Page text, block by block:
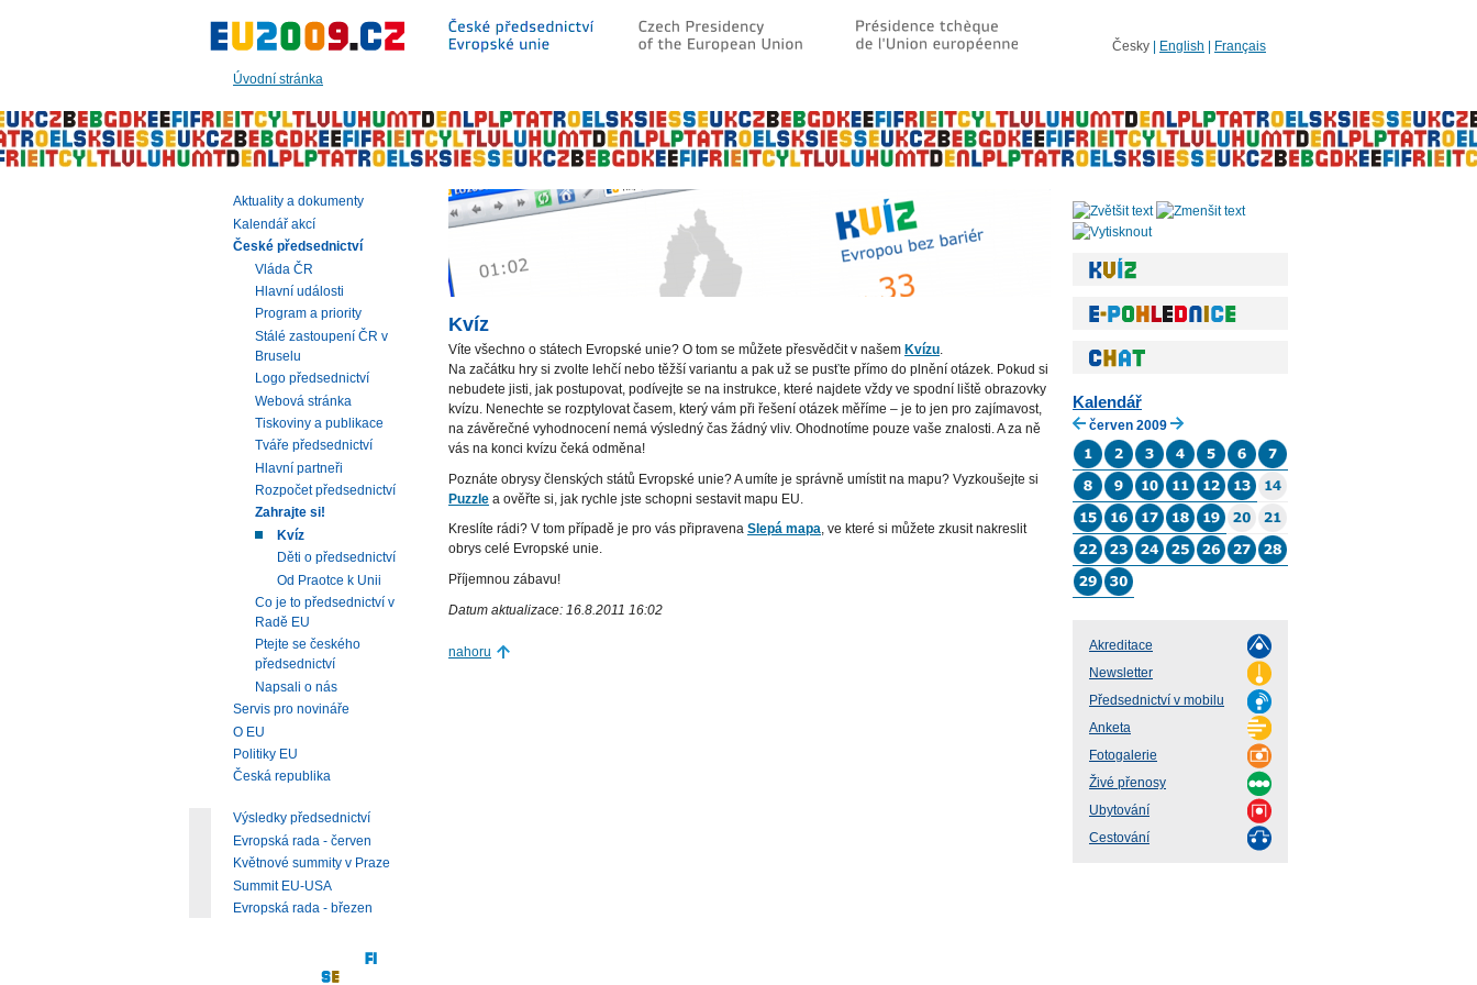
Česky English Français
Úvodní stránka
hlavní
|
navigaci
|
vyhledávání
Kvíz
Víte všechno o státech Evropské unie? O tom se můžete přesvědčit v našem Kvízu.
Na začátku hry si zvolte lehčí nebo těžší variantu a pak už se pusťte přímo do plnění otázek. Pokud si
nebudete jisti, jak postupovat, podívejte se na instrukce, které najdete vždy ve spodní liště obrazovky
kvízu. Nenechte se rozptylovat časem, který vám při řešení otázek měříme – je to jen pro zajímavost,
na závěrečné vyhodnocení nemá výsledný čas žádný vliv. Ohodnotíme pouze vaše znalosti. A za ně
vás na konci kvízu čeká odměna!
Poznáte obrysy členských států Evropské unie? A umíte je správně umístit na mapu? Vyzkoušejte si
Puzzle a ověřte si, jak rychle jste schopni sestavit mapu EU.
Kreslíte rádi? V tom případě je pro vás připravena Slepá mapa, ve které si můžete zkusit nakreslit
obrys celé Evropské unie.
Příjemnou zábavu!
Datum aktualizace: 16.8.2011 16:02
nahoru
Kalendář
červen 2009
Akreditace
Newsletter
Předsednictví v mobilu
Anketa
Fotogalerie
Živé přenosy
Ubytování
Cestování
Aktuality a dokumenty
Kalendář akcí
České předsednictví
Vláda ČR
Hlavní události
Program a priority
Stálé zastoupení ČR v
Bruselu
Logo předsednictví
Webová stránka
Tiskoviny a publikace
Tváře předsednictví
Hlavní partneři
Rozpočet předsednictví
Zahrajte si!
Kvíz
Děti o předsednictví
Od Praotce k Unii
Co je to předsednictví v
Radě EU
Ptejte se českého
předsednictví
Napsali o nás
Servis pro novináře
O EU
Politiky EU
Česká republika
Výsledky předsednictví
Evropská rada - červen
Květnové summity v Praze
Summit EU-USA
Evropská rada - březen